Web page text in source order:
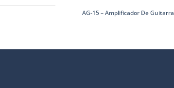
AG-15 – Amplificador De Guitarra